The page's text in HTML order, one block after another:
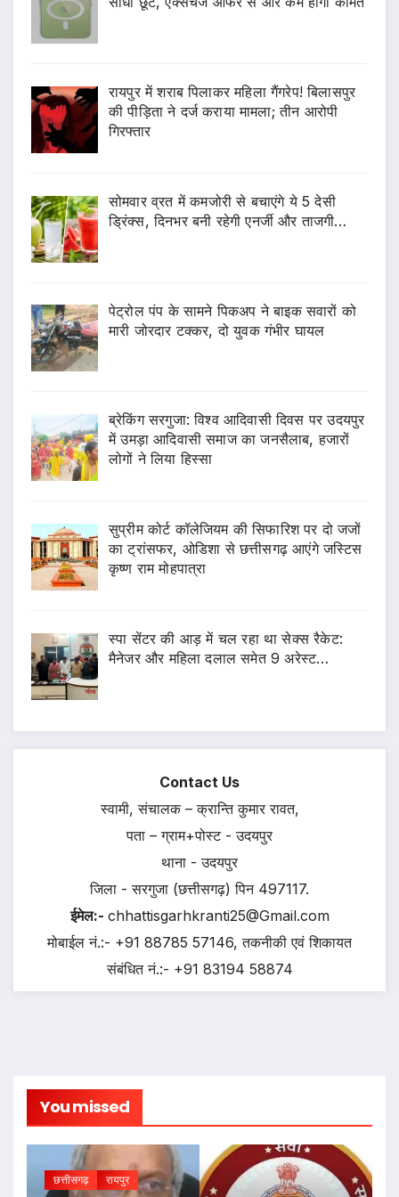
रायपुर में शराब पिलाकर महिला गैंगरेप! बिलासपुर
की पीड़िता ने दर्ज कराया मामला; तीन आरोपी
गिरफ्तार
सोमवार व्रत में कमजोरी से बचाएंगे ये 5 देसी
ड्रिंक्स, दिनभर बनी रहेगी एनर्जी और ताजगी…
पेट्रोल पंप के सामने पिकअप ने बाइक सवारों को
मारी जोरदार टक्कर, दो युवक गंभीर घायल
ब्रेकिंग सरगुजा: विश्व आदिवासी दिवस पर उदयपुर
में उमड़ा आदिवासी समाज का जनसैलाब, हजारों
लोगों ने लिया हिस्सा
सुप्रीम कोर्ट कॉलेजियम की सिफारिश पर दो जजों
का ट्रांसफर, ओडिशा से छत्तीसगढ़ आएंगे जस्टिस
कृष्ण राम मोहपात्रा
स्पा सेंटर की आड़ में चल रहा था सेक्स रैकेट:
मैनेजर और महिला दलाल समेत 9 अरेस्ट…
Contact Us
स्वामी, संचालक – क्रान्ति कुमार रावत,
पता – ग्राम+पोस्ट - उदयपुर
थाना - उदयपुर
जिला - सरगुजा (छत्तीसगढ़) पिन 497117.
ईमेल:- chhattisgarhkranti25@Gmail.com
मोबाईल नं.:- +91 88785 57146, तकनीकी एवं शिकायत
संबंधित नं.:- +91 83194 58874
You missed
छत्तीसगढ़ रायपुर